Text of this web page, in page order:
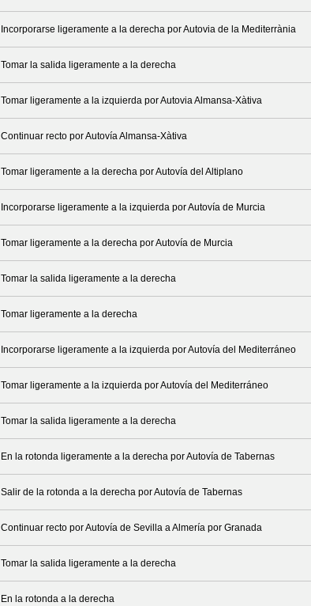
Incorporarse ligeramente a la derecha por Autovia de la Mediterrània
Tomar la salida ligeramente a la derecha
Tomar ligeramente a la izquierda por Autovia Almansa-Xàtiva
Continuar recto por Autovía Almansa-Xàtiva
Tomar ligeramente a la derecha por Autovía del Altiplano
Incorporarse ligeramente a la izquierda por Autovía de Murcia
Tomar ligeramente a la derecha por Autovía de Murcia
Tomar la salida ligeramente a la derecha
Tomar ligeramente a la derecha
Incorporarse ligeramente a la izquierda por Autovía del Mediterráneo
Tomar ligeramente a la izquierda por Autovía del Mediterráneo
Tomar la salida ligeramente a la derecha
En la rotonda ligeramente a la derecha por Autovía de Tabernas
Salir de la rotonda a la derecha por Autovía de Tabernas
Continuar recto por Autovía de Sevilla a Almería por Granada
Tomar la salida ligeramente a la derecha
En la rotonda a la derecha